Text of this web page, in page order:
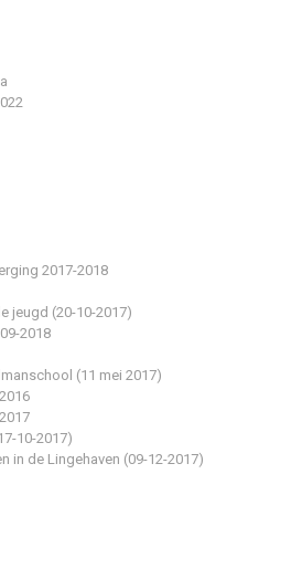
2017-2018
jeugd (20-10-2017)
2018
(11 mei 2017)
10-2017)
in de Lingehaven (09-12-2017)